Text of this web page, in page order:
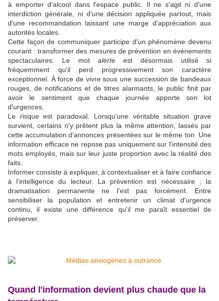
à emporter d'alcool dans l'espace public. Il ne s'agit ni d'une
interdiction générale, ni d'une décision appliquée partout, mais
d'une recommandation laissant une marge d'appréciation aux
autorités locales.
Cette façon de communiquer participe d'un phénomène devenu
courant : transformer des mesures de prévention en événements
spectaculaires. Le mot alerteest désormais utilisé si
fréquemment qu'il perd progressivement son caractère
exceptionnel. À force de vivre sous une succession de bandeaux
rouges, de notifications et de titres alarmants, le public finit par
avoir le sentiment que chaque journée apporte son lot
d'urgences.
Le risque est paradoxal. Lorsqu'une véritable situation grave
survient, certains n'y prêtent plus la même attention, lassés par
cette accumulation d'annonces présentées sur le même ton. Une
information efficace ne repose pas uniquement sur l'intensité des
mots employés, mais sur leur juste proportion avec la réalité des
faits.
Informer consiste à expliquer, à contextualiser et à faire confiance
à l'intelligence du lecteur. La prévention est nécessaire ; la
dramatisation permanente ne l'est pas forcément. Entre
sensibiliser la population et entretenir un climat d'urgence
continu, il existe une différence qu'il me paraît essentiel de
préserver.
Quand l'information devient plus chaude que la